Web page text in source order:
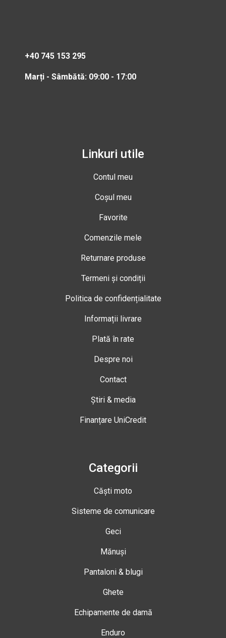
+40 745 153 295
Marți - Sâmbătă: 09:00 - 17:00
Linkuri utile
Contul meu
Coșul meu
Favorite
Comenzile mele
Returnare produse
Termeni și condiții
Politica de confidențialitate
Informații livrare
Plată în rate
Despre noi
Contact
Știri & media
Finanțare UniCredit
Categorii
Căști moto
Sisteme de comunicare
Geci
Mănuși
Pantaloni & blugi
Ghete
Echipamente de damă
Enduro